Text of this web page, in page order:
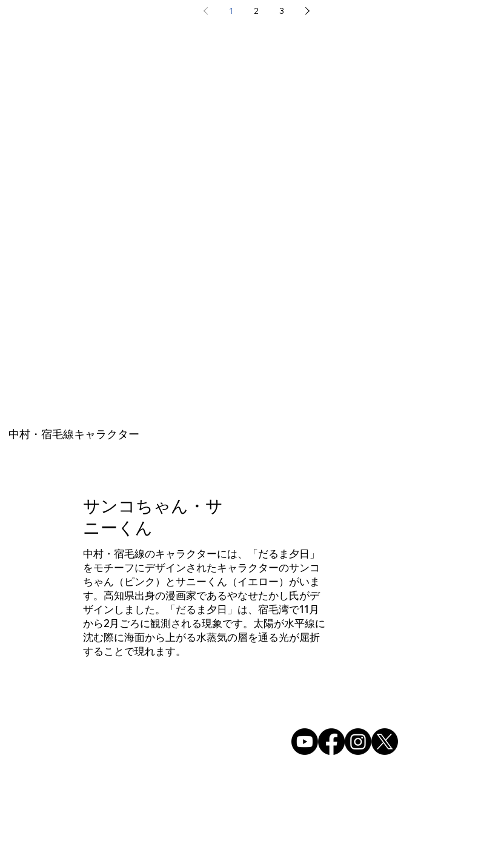
1 2 3
​中村・宿毛線キャラクター
サンコちゃん・サ
ニーくん
中村・宿毛線のキャラクターには、「だるま夕日」
をモチーフにデザインされたキャラクターのサンコ
ちゃん（ピンク）とサニーくん（イエロー）がいま
す。高知県出身の漫画家であるやなせたかし氏がデ
ザインしました。 「だるま夕日」は、宿毛湾で11月
から2月ごろに観測される現象です。太陽が水平線に
沈む際に海面から上がる水蒸気の層を通る光が屈折
することで現れます。